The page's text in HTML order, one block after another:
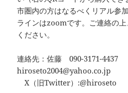
市圏内の方はなるべくリアル参
ラインはzoomです。ご連絡の
ください。
連絡先：佐藤 090-3171-4437
hiroseto2004@yahoo.co.jp
X（旧Twitter）:@hiroseto